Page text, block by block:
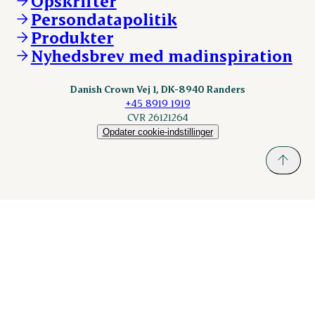
Fonden Dansk Gastronomi
KLS.se
nordicspoor.com
Scanhide.dk
Persondatapolitik
Produkter
Nyhedsbrev med madinspiration
Danish Crown Vej 1, DK-8940 Randers
+45 8919 1919
CVR 26121264
Opdater cookie-indstillinger